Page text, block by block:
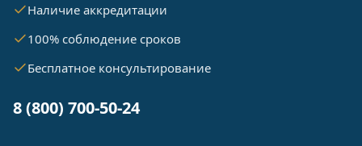
Наличие аккредитации
100% соблюдение сроков
Бесплатное консультирование
8 (800) 700-50-24